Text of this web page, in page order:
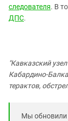
следователя. В
ДПС.
"Кавказский
Кабардино-
терактов,
Мы обновили